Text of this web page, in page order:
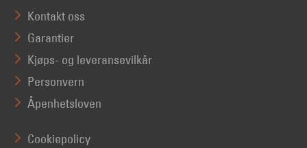
Kontakt oss
Garantier
Kjøps- og leveransevilkår
Personvern
Åpenhetsloven
Cookiepolicy